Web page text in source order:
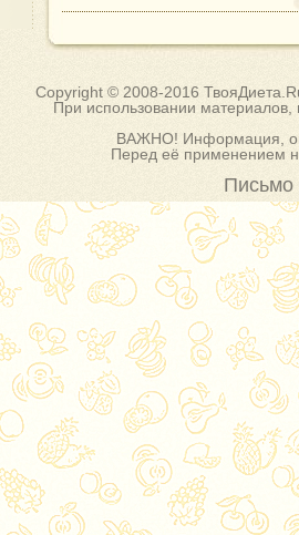
Copyright © 2008-2016
При использовании материалов,
ВАЖНО! Информация,
Перед её применением
Письмо